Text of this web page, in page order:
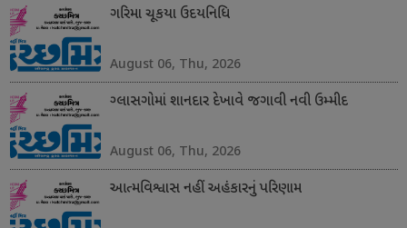
ગરિમા ચૂકયા ઉદયનિધિ
August 06, Thu, 2026
ગ્લાસગોમાં શાનદાર દેખાવે જગાવી નવી ઉમ્મીદ
August 06, Thu, 2026
આત્મવિશ્વાસ નહીં અહંકારનું પરિણામ